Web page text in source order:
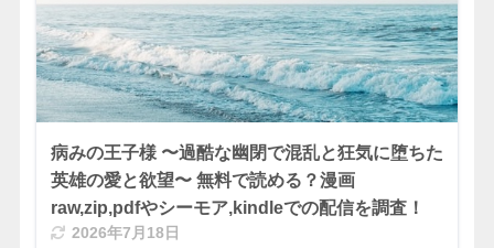
病みの王子様 〜過酷な幽閉で混乱と狂気に堕ちた
英雄の愛と欲望〜 無料で読める？漫画
raw,zip,pdfやシーモア,kindleでの配信を調査！
2026年7月18日